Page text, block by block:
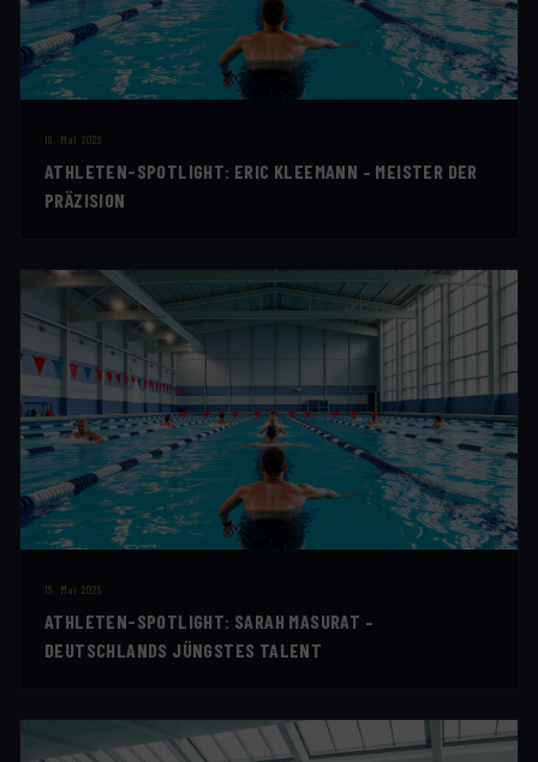
18. Mai 2026
ATHLETEN-SPOTLIGHT: ERIC KLEEMANN – MEISTER DER
PRÄZISION
16. Mai 2026
ATHLETEN-SPOTLIGHT: SARAH MASURAT –
DEUTSCHLANDS JÜNGSTES TALENT